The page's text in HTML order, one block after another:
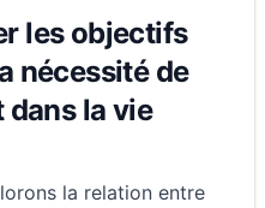
les objectifs
nécessité de
dans la vie
la relation entre